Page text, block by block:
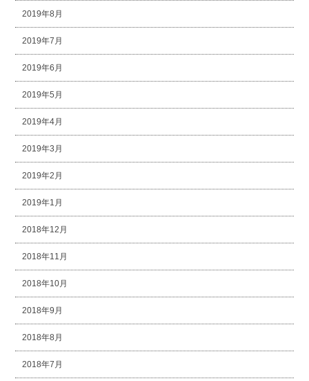
2019年8月
2019年7月
2019年6月
2019年5月
2019年4月
2019年3月
2019年2月
2019年1月
2018年12月
2018年11月
2018年10月
2018年9月
2018年8月
2018年7月